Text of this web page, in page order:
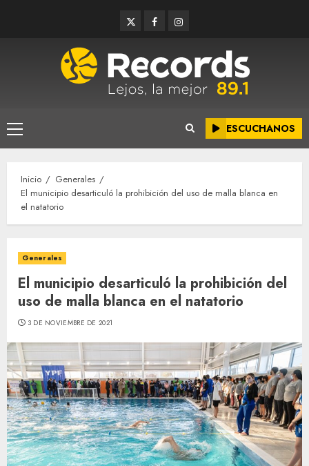
TwitterFacebookInstagram
Menú
principal
ESCUCHANOS
Inicio
Generales
El municipio desarticuló la prohibición del uso de malla blanca en
el natatorio
Generales
El municipio desarticuló la prohibición del
uso de malla blanca en el natatorio
3 DE NOVIEMBRE DE 2021